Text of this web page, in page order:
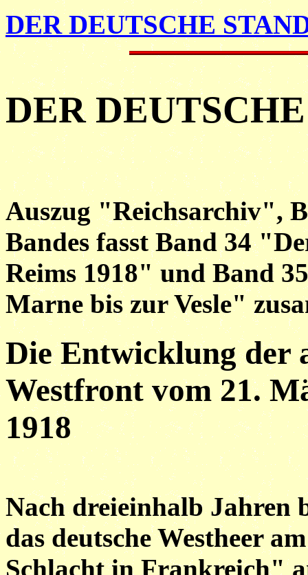
DER DEUTSCHE
DER
Auszug "Reichsarchiv",
Bandes fasst Band 34
Reims 1918" und Band
Marne bis zur Vesle"
Die Entwicklung der
Westfront vom 21.
1918
Nach dreieinhalb Jahren
das deutsche Westheer
Schlacht in Frankreich"